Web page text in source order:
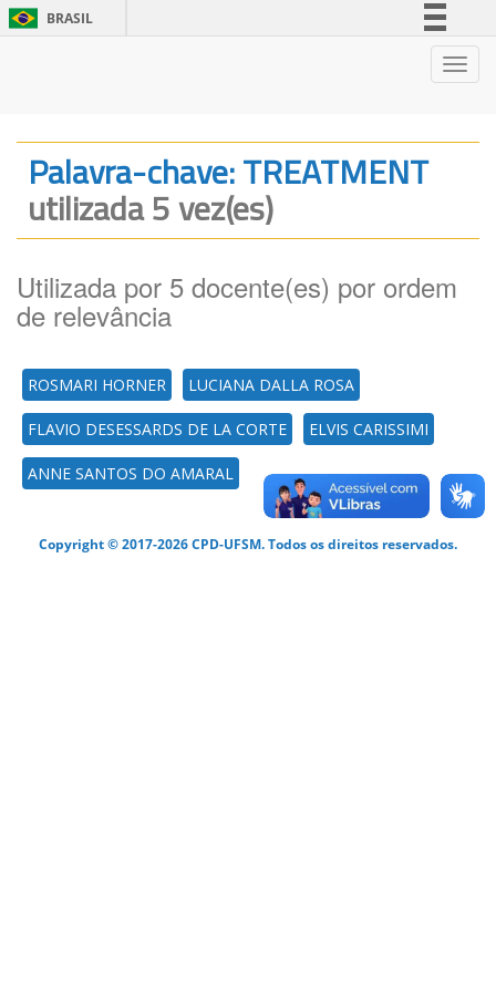
BRASIL
Legislação
Palavra-chave: TREATMENT
utilizada 5 vez(es)
Utilizada por 5 docente(es) por ordem
de relevância
ROSMARI HORNER LUCIANA DALLA ROSA
FLAVIO DESESSARDS DE LA CORTE ELVIS CARISSIMI
ANNE SANTOS DO AMARAL
Copyright © 2017-2026 CPD-UFSM. Todos os direitos reservados.